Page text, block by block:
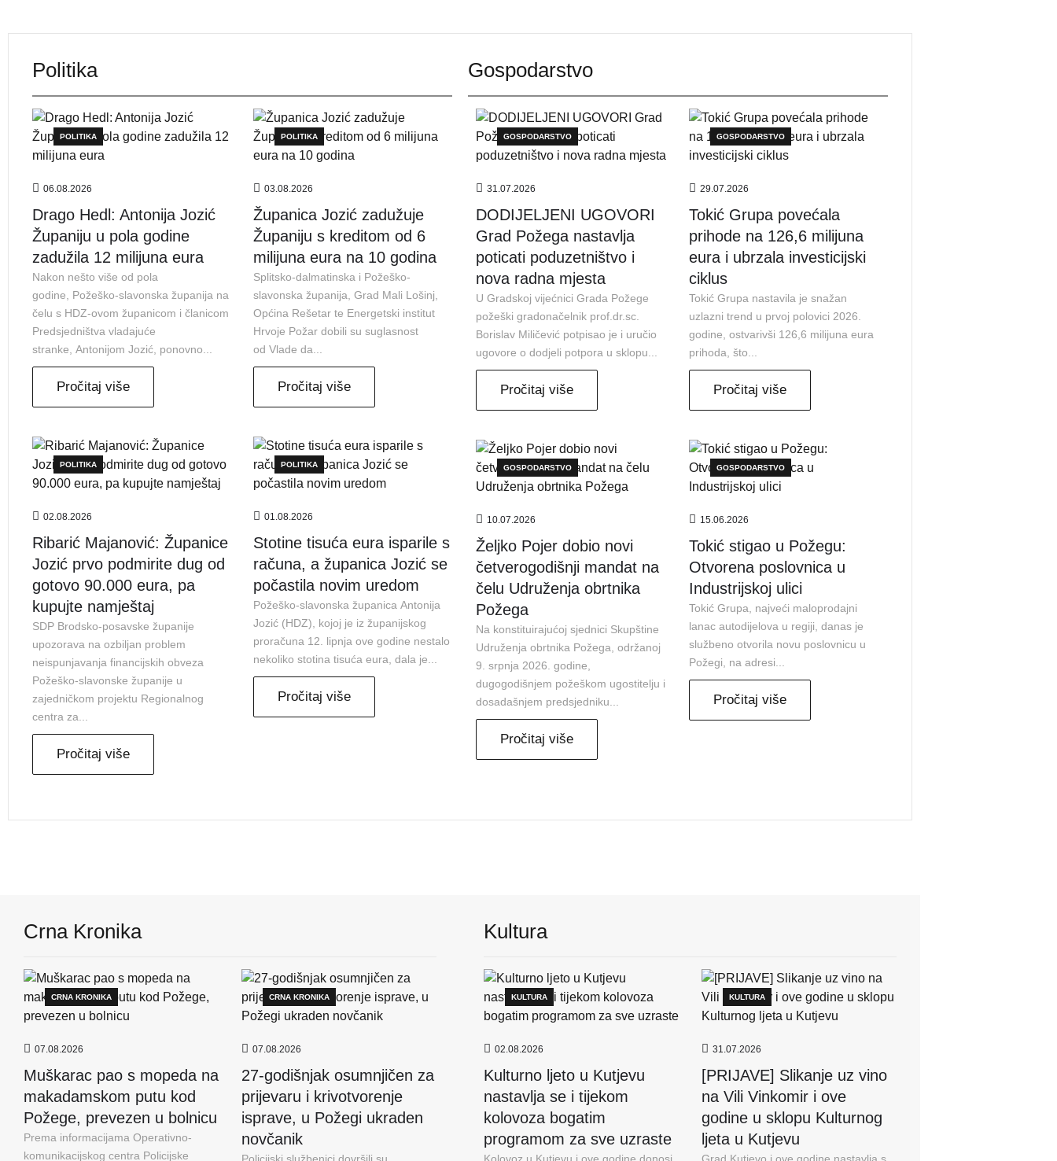
Politika
POLITIKA
06.08.2026
Drago Hedl: Antonija Jozić
Županiju u pola godine
zadužila 12 milijuna eura
Nakon nešto više od pola
godine, Požeško-slavonska županija na
čelu s HDZ-ovom županicom i članicom
Predsjedništva vladajuće
stranke, Antonijom Jozić, ponovno...
Pročitaj više
POLITIKA
03.08.2026
Županica Jozić zadužuje
Županiju s kreditom od 6
milijuna eura na 10 godina
Splitsko-dalmatinska i Požeško-
slavonska županija, Grad Mali Lošinj,
Općina Rešetar te Energetski institut
Hrvoje Požar dobili su suglasnost
od Vlade da...
Pročitaj više
POLITIKA
02.08.2026
Ribarić Majanović: Županice
Jozić prvo podmirite dug od
gotovo 90.000 eura, pa
kupujte namještaj
SDP Brodsko-posavske županije
upozorava na ozbiljan problem
neispunjavanja financijskih obveza
Požeško-slavonske županije u
zajedničkom projektu Regionalnog
centra za...
Pročitaj više
POLITIKA
01.08.2026
Stotine tisuća eura isparile s
računa, a županica Jozić se
počastila novim uredom
Požeško-slavonska županica Antonija
Jozić (HDZ), kojoj je iz županijskog
proračuna 12. lipnja ove godine nestalo
nekoliko stotina tisuća eura, dala je...
Pročitaj više
Gospodarstvo
GOSPODARSTVO
31.07.2026
DODIJELJENI UGOVORI
Grad Požega nastavlja
poticati poduzetništvo i
nova radna mjesta
U Gradskoj vijećnici Grada Požege
požeški gradonačelnik prof.dr.sc.
Borislav Miličević potpisao je i uručio
ugovore o dodjeli potpora u sklopu...
Pročitaj više
GOSPODARSTVO
29.07.2026
Tokić Grupa povećala
prihode na 126,6 milijuna
eura i ubrzala investicijski
ciklus
Tokić Grupa nastavila je snažan
uzlazni trend u prvoj polovici 2026.
godine, ostvarivši 126,6 milijuna eura
prihoda, što...
Pročitaj više
GOSPODARSTVO
10.07.2026
Željko Pojer dobio novi
četverogodišnji mandat na
čelu Udruženja obrtnika
Požega
Na konstituirajućoj sjednici Skupštine
Udruženja obrtnika Požega, održanoj
9. srpnja 2026. godine,
dugogodišnjem požeškom ugostitelju i
dosadašnjem predsjedniku...
Pročitaj više
GOSPODARSTVO
15.06.2026
Tokić stigao u Požegu:
Otvorena poslovnica u
Industrijskoj ulici
Tokić Grupa, najveći maloprodajni
lanac autodijelova u regiji, danas je
službeno otvorila novu poslovnicu u
Požegi, na adresi...
Pročitaj više
Crna Kronika
CRNA KRONIKA
07.08.2026
Muškarac pao s mopeda na
makadamskom putu kod
Požege, prevezen u bolnicu
Prema informacijama Operativno-
komunikacijskog centra Policijske
CRNA KRONIKA
07.08.2026
27-godišnjak osumnjičen za
prijevaru i krivotvorenje
isprave, u Požegi ukraden
novčanik
Policijski službenici dovršili su
Kultura
KULTURA
02.08.2026
Kulturno ljeto u Kutjevu
nastavlja se i tijekom
kolovoza bogatim
programom za sve uzraste
Kolovoz u Kutjevu i ove godine donosi
KULTURA
31.07.2026
[PRIJAVE] Slikanje uz vino
na Vili Vinkomir i ove
godine u sklopu Kulturnog
ljeta u Kutjevu
Grad Kutjevo i ove godine nastavlja s